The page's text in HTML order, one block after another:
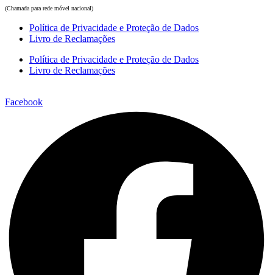
(Chamada para rede móvel nacional)
Política de Privacidade e Proteção de Dados
Livro de Reclamações
Política de Privacidade e Proteção de Dados
Livro de Reclamações
Facebook